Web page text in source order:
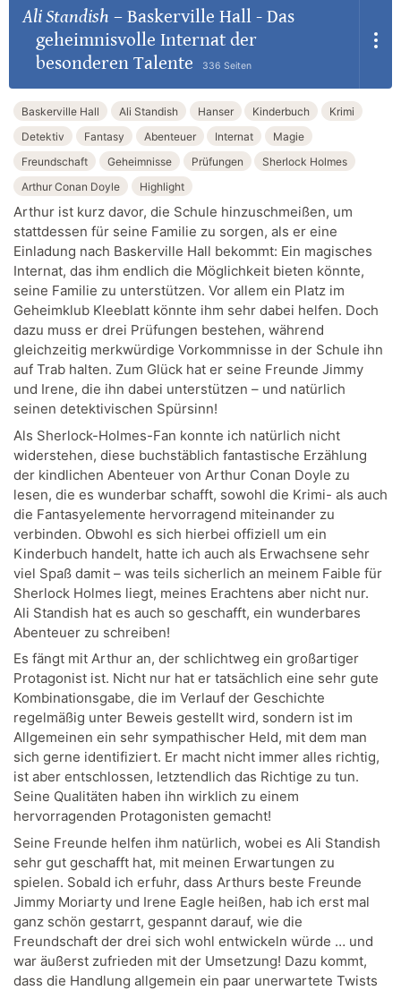
Ali Standish – Baskerville Hall - Das
geheimnisvolle Internat der
besonderen Talente
336 Seiten
Baskerville Hall Ali Standish Hanser Kinderbuch
Krimi
Detektiv
Fantasy Abenteuer Internat
Magie
Freundschaft
Geheimnisse Prüfungen
Sherlock Holmes
Arthur Conan Doyle
Highlight
Arthur ist kurz davor, die Schule hinzuschmeißen, um
stattdessen für seine Familie zu sorgen, als er eine
Einladung nach Baskerville Hall bekommt: Ein magisches
Internat, das ihm endlich die Möglichkeit bieten könnte,
seine Familie zu unterstützen. Vor allem ein Platz im
Geheimklub Kleeblatt könnte ihm sehr dabei helfen. Doch
dazu muss er drei Prüfungen bestehen, während
gleichzeitig merkwürdige Vorkommnisse in der Schule ihn
auf Trab halten. Zum Glück hat er seine Freunde Jimmy
und Irene, die ihn dabei unterstützen – und natürlich
seinen detektivischen Spürsinn!
Als Sherlock-Holmes-Fan konnte ich natürlich nicht
widerstehen, diese buchstäblich fantastische Erzählung
der kindlichen Abenteuer von Arthur Conan Doyle zu
lesen, die es wunderbar schafft, sowohl die Krimi- als auch
die Fantasyelemente hervorragend miteinander zu
verbinden. Obwohl es sich hierbei offiziell um ein
Kinderbuch handelt, hatte ich auch als Erwachsene sehr
viel Spaß damit – was teils sicherlich an meinem Faible für
Sherlock Holmes liegt, meines Erachtens aber nicht nur.
Ali Standish hat es auch so geschafft, ein wunderbares
Abenteuer zu schreiben!
Es fängt mit Arthur an, der schlichtweg ein großartiger
Protagonist ist. Nicht nur hat er tatsächlich eine sehr gute
Kombinationsgabe, die im Verlauf der Geschichte
regelmäßig unter Beweis gestellt wird, sondern ist im
Allgemeinen ein sehr sympathischer Held, mit dem man
sich gerne identifiziert. Er macht nicht immer alles richtig,
ist aber entschlossen, letztendlich das Richtige zu tun.
Seine Qualitäten haben ihn wirklich zu einem
hervorragenden Protagonisten gemacht!
Seine Freunde helfen ihm natürlich, wobei es Ali Standish
sehr gut geschafft hat, mit meinen Erwartungen zu
spielen. Sobald ich erfuhr, dass Arthurs beste Freunde
Jimmy Moriarty und Irene Eagle heißen, hab ich erst mal
ganz schön gestarrt, gespannt darauf, wie die
Freundschaft der drei sich wohl entwickeln würde … und
war äußerst zufrieden mit der Umsetzung! Dazu kommt,
dass die Handlung allgemein ein paar unerwartete Twists